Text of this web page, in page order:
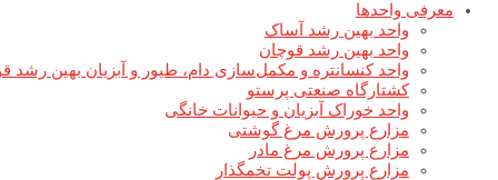
معرفی واحدها
واحد بهین رشد آساک
واحد بهین رشد قوچان
واحد کنسانتره و مکمل‌سازی دام، طیور و آبزیان بهین رشد
کشتارگاه صنعتی پرستو
واحد خوراک آبزیان و حیوانات خانگی
مزارع پرورش مرغ گوشتی
مزارع پرورش مرغ مادر
مزارع پرورش پولت تخمگذار